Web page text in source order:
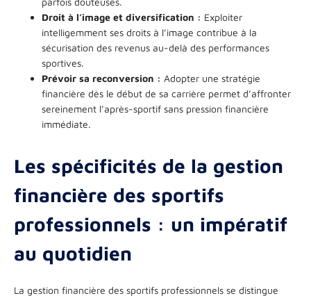
Droit à l’image et diversification : Exploiter
intelligemment ses droits à l’image contribue à la
sécurisation des revenus au-delà des performances
sportives.
Prévoir sa reconversion : Adopter une stratégie
financière dès le début de sa carrière permet d’affronter
sereinement l’après-sportif sans pression financière
immédiate.
Les spécificités de la gestion
financière des sportifs
professionnels : un impératif
au quotidien
La gestion financière des sportifs professionnels se distingue